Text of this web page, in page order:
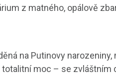
z matného, opálově
na Putinovy
totalitní moc – se zvláštním